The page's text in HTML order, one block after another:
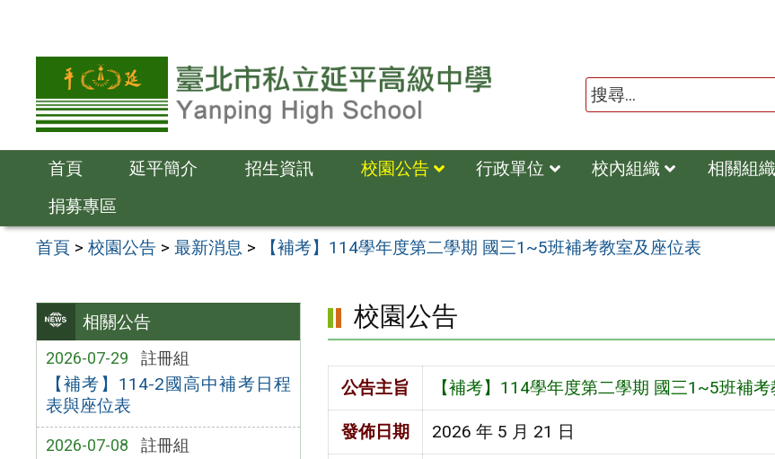
容
首頁 延平簡介 招生資訊 校園公告 行政單位 校內組織 相關組織
捐募專區
首頁 >校園公告 >最新消息 > 【補考】114學年度第二學期 國三1~5班補考教室及座位表
相關公告
2026-07-29 註冊組
【補考】114-2國高中補考日程
表與座位表
2026-07-08 註冊組
校園公告
公告主旨 【補考】114學年度第二學期 國三1~5班補
發佈日期 2026 年 5 月 21 日